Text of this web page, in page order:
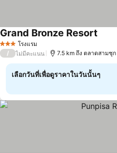
3 ดาว โรงแรม
Grand Bronze Resort
/ ไม่มีคะแนน 7.5 km ถึง ตลาดสามชุก
เลือกวันที่เพื่อดูราคาในวันนั้นๆ